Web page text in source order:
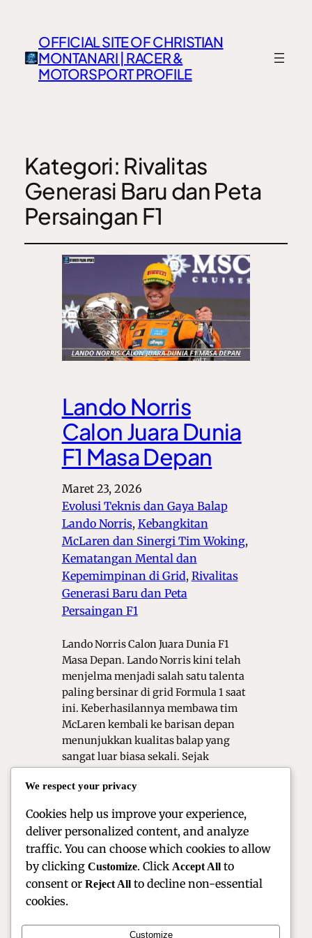
OFFICIAL SITE OF CHRISTIAN
MONTANARI | RACER &
MOTORSPORT PROFILE
Kategori: Rivalitas
Generasi Baru dan Peta
Persaingan F1
Lando Norris
Calon Juara Dunia
F1 Masa Depan
Maret 23, 2026
Evolusi Teknis dan Gaya Balap
Lando Norris, Kebangkitan
McLaren dan Sinergi Tim Woking ,
Kematangan Mental dan
Kepemimpinan di Grid, Rivalitas
Generasi Baru dan Peta
Persaingan F1
Lando Norris Calon Juara Dunia F1
Masa Depan. Lando Norris kini telah
menjelma menjadi salah satu talenta
paling bersinar di grid Formula 1 saat
ini. Keberhasilannya membawa tim
McLaren kembali ke barisan depan
menunjukkan kualitas balap yang
sangat luar biasa sekali. Sejak
konsisten menunjukkan progres yang
We respect your privacy
Cookies help us improve your experience,
deliver personalized content, and analyze
traffic. You can choose which cookies to allow
by clicking Customize. Click Accept All to
consent or Reject All to decline non-essential
cookies.
Customize